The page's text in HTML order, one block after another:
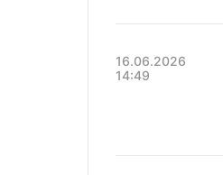
16.06.2026
14:49